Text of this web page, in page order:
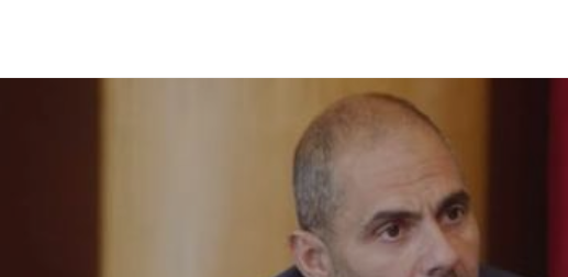
غارة اسرائيلية من مسيّرة على بلدة حداثا واصابة عامل من التابعية السورية
المتحدّث باسم الدفاع الإيرانية: الحرب لم تنته بعد وإذا لجأ العدو إلى المُخادعة في الدبلوماسية سنردّ عليه